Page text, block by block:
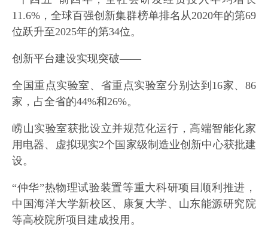
11.6%，全球百强创新集群榜单排名从2020年的第69
位跃升至2025年的第34位。
创新平台建设实现突破——
全国重点实验室、省重点实验室分别达到16家、86
家，占全省的44%和26%。
崂山实验室获批设立并规范化运行，高端智能化家
用电器、虚拟现实2个国家级制造业创新中心获批建
设。
“仲华”热物理试验装置等重大科研项目顺利推进，
中国海洋大学新校区、康复大学、山东能源研究院
等高校院所项目建成投用。